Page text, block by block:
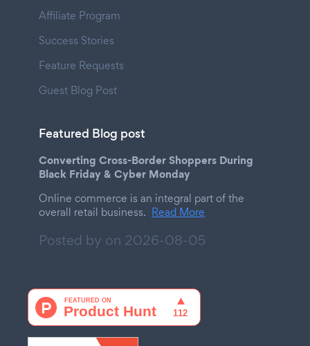
Affiliate Program
Success Stories
Feature Requests
Guest Blog Post
Featured Blog post
Converting Cross-Border Shoppers During
Black Friday & Cyber Monday
Online commerce is an integral part of the
overall retail business. Read More
Posted by on 2026-08-05